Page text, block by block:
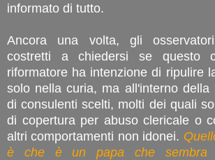
informato di tutto.
Ancora una volta, gli
costretti a chiedersi se questo
riformatore ha intenzione di ripulire
solo nella curia, ma all'interno della
di consulenti scelti, molti dei quali
di copertura per abuso clericale o
altri comportamenti non idonei.
è che è un papa che sembra